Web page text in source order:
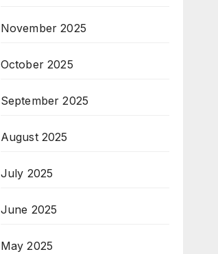
November 2025
October 2025
September 2025
August 2025
July 2025
June 2025
May 2025